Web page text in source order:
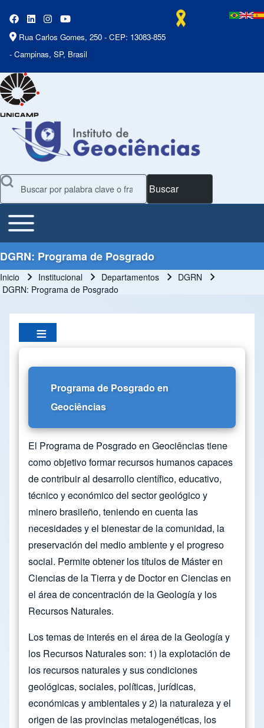
Rua Carlos Gomes, 250 - CEP: 13083-855
- Campinas, SP, Brasil
Buscar
Main Menu
Toggle main menu
DGRN: Programa de Posgrado
Ruta de navegación
Inicio Institucional Departamentos
DGRN
DGRN: Programa de Posgrado
Programa de Posgrado en
Geociências
El Programa de Posgrado en Geociências tiene
como objetivo formar recursos humanos capaces
de contribuir al desarrollo científico, educativo,
técnico y económico del sector geológico y
minero brasileño, teniendo en cuenta las
necesidades y el bienestar de la comunidad, la
preservación del medio ambiente y el progreso
social. Permite obtener los títulos de Máster en
Ciencias de la Tierra y de Doctor en Ciencias en
el área de concentración de la Geología y los
Recursos Naturales.
Los temas de interés en el área de la Geología y
los Recursos Naturales son: 1) la explotación de
los recursos naturales y sus condiciones
geológicas, sociales, políticas, jurídicas,
económicas y ambientales y 2) la naturaleza y el
origen de las provincias metalogenéticas, los